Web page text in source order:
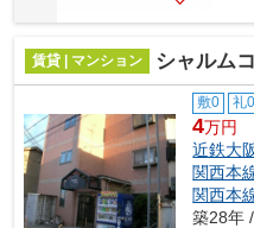
賃貸 | マンション シャルム
敷0 礼0
4万円
近鉄大
関西本
関西本
築28年